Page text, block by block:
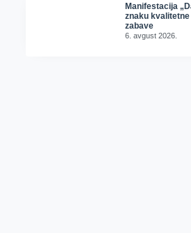
Manifestacija
znaku
zabave
6. avgust 2026.